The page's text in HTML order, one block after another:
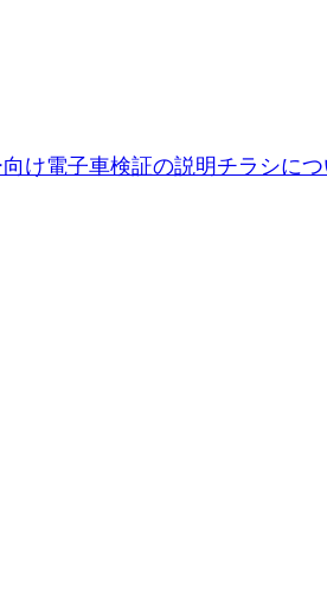
け電子車検証の説明チラシにつ